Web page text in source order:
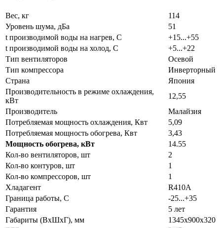
Вес, кг
114
Уровень шума, дБа
51
t производимой воды на нагрев, С
+15...+55
t производимой воды на холод, С
+5...+22
Тип вентиляторов
Осевой
Тип компрессора
Инверторный
Страна
Япония
Производительность в режиме охлаждения,
кВт
12,55
Производитель
Малайзия
Потребляемая мощность охлаждения, Квт
5,09
Потребляемая мощность обогрева, Квт
3,43
Мощность обогрева, кВт
14.55
Кол-во вентиляторов, шт
2
Кол-во контуров, шт
1
Кол-во компрессоров, шт
1
Хладагент
R410A
Граница работы, С
-25...+35
Гарантия
5 лет
Габариты (ВхШхГ), мм
1345х900х320